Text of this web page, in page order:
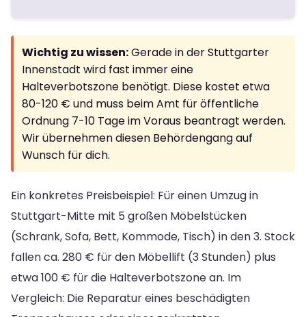
Wichtig zu wissen:Gerade in der Stuttgarter
Innenstadt wird fast immer eine
Halteverbotszone benötigt. Diese kostet etwa
80-120 € und muss beim Amt für öffentliche
Ordnung 7-10 Tage im Voraus beantragt werden.
Wir übernehmen diesen Behördengang auf
Wunsch für dich.
Ein konkretes Preisbeispiel: Für einen Umzug in
Stuttgart-Mitte mit 5 großen Möbelstücken
(Schrank, Sofa, Bett, Kommode, Tisch) in den 3. Stock
fallen ca. 280 € für den Möbellift (3 Stunden) plus
etwa 100 € für die Halteverbotszone an. Im
Vergleich: Die Reparatur eines beschädigten